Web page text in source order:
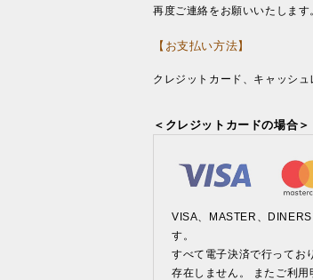
再度ご連絡をお願いいたします
【お支払い方法】
クレジットカード、キャッシ
＜クレジットカードの場合＞
VISA、MASTER、
す。
すべて電子決済で行ってお
存在しません。 またご利